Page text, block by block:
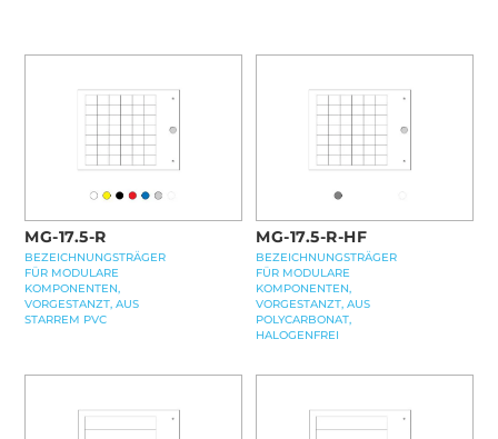
MG-17.5-R
BEZEICHNUNGSTRÄGER
FÜR MODULARE
KOMPONENTEN,
VORGESTANZT, AUS
STARREM PVC
MG-17.5-R-HF
BEZEICHNUNGSTRÄGER
FÜR MODULARE
KOMPONENTEN,
VORGESTANZT, AUS
POLYCARBONAT,
HALOGENFREI